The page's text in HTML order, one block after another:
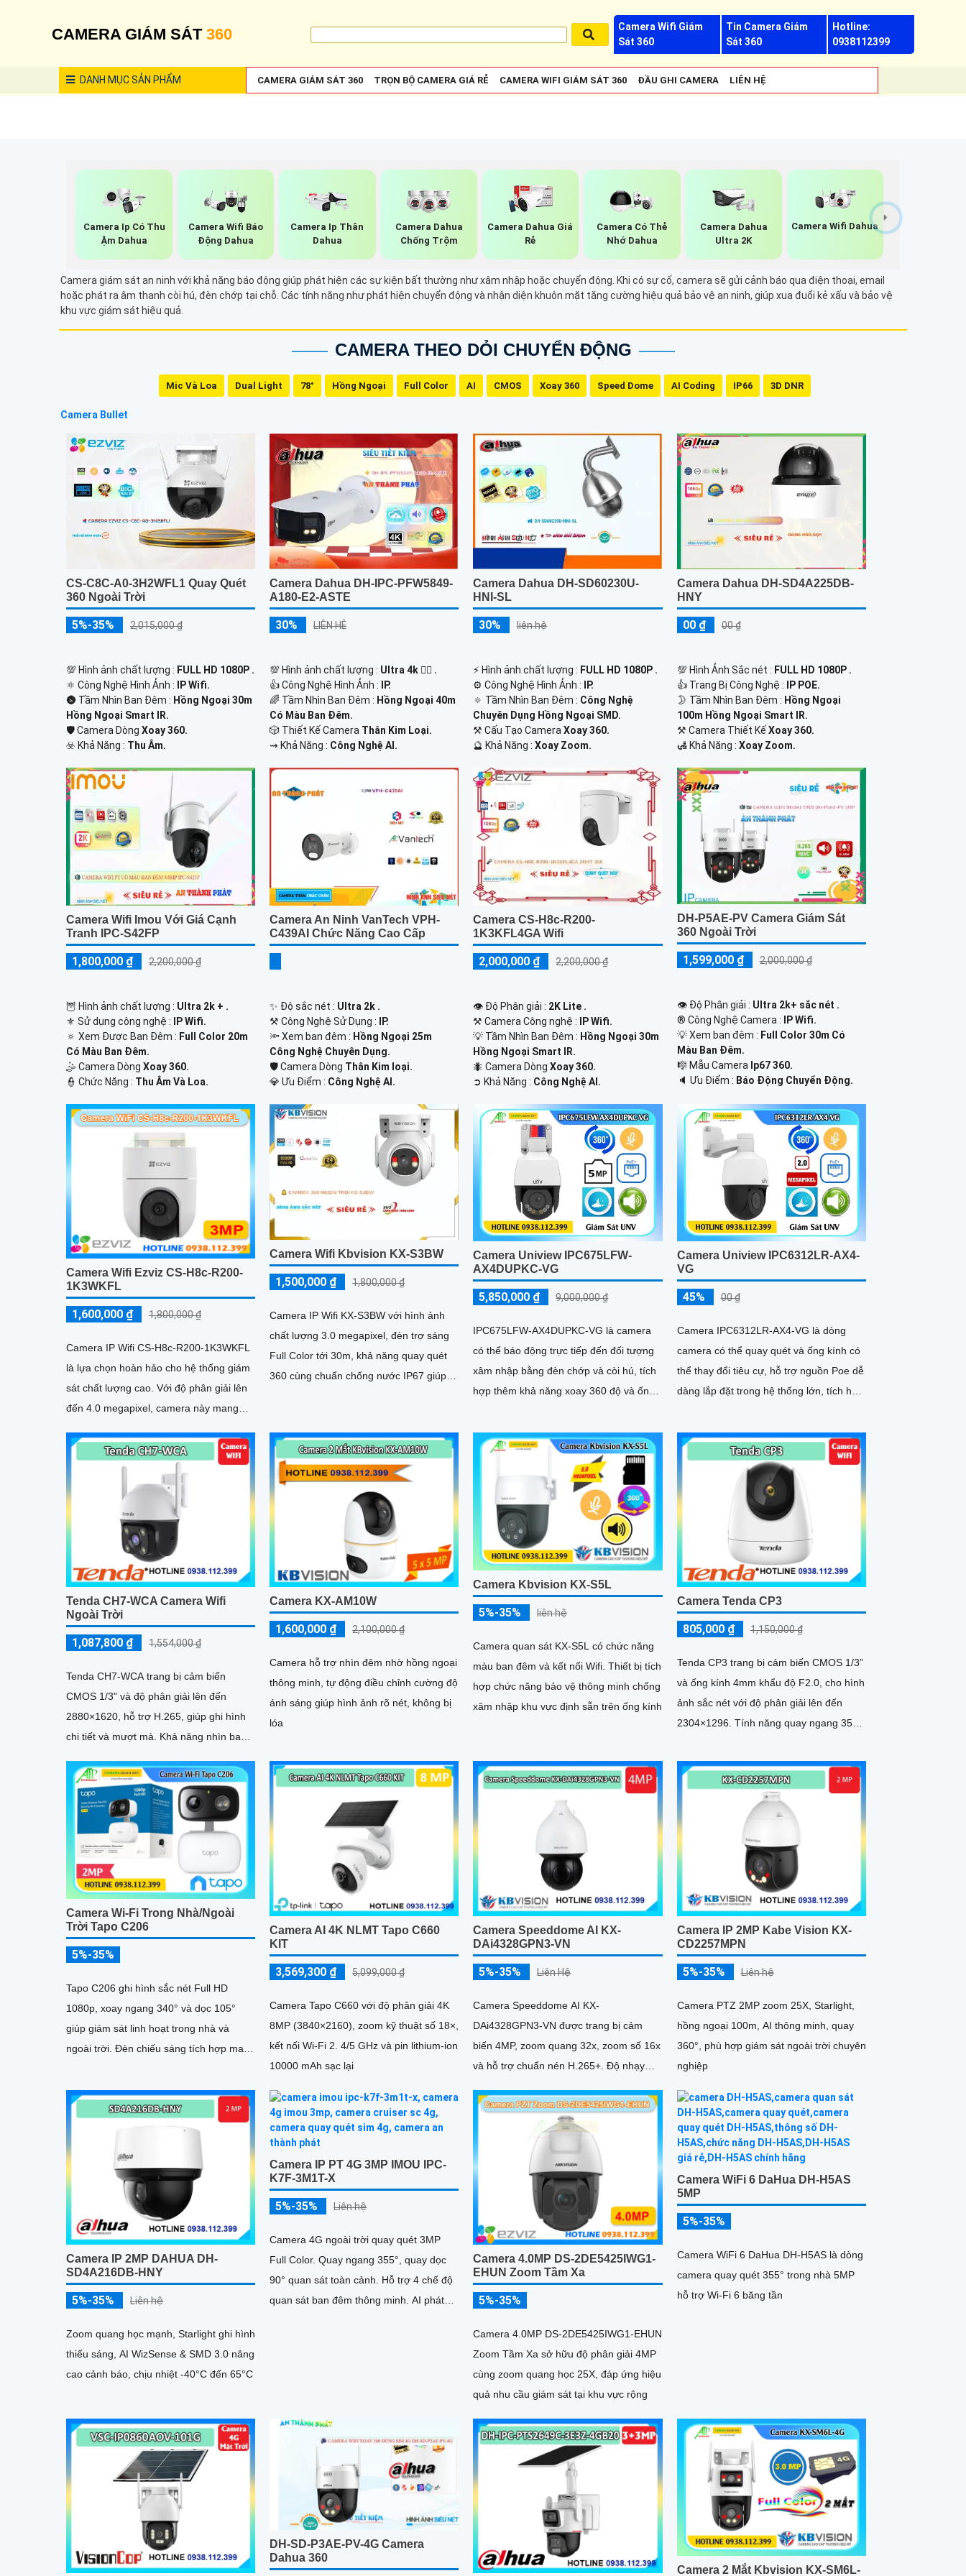
CAMERA GIÁM SÁT 360
Camera Wifi Giám
Sát 360
Tin Camera Giám
Sát 360
Hotline:
0938112399
DANH MỤCSẢN PHẨM CAMERA GIÁM SÁT 360 TRỌN BỘ CAMERA GIÁ RẺ CAMERA WIFI GIÁM SÁT 360 ĐẦU GHI CAMERA LIÊN HỆ
Camera Ip Có Thu
Ậm Dahua
Camera Wifi Báo
Động Dahua
Camera Ip Thân
Dahua
Camera Dahua
Chống Trộm
Camera Dahua Giá
Rẻ
Camera Có Thẻ
Nhớ Dahua
Camera Dahua
Ultra 2K
Camera Wifi Dahua
Camera giám sát an ninh với khả năng báo động giúp phát hiện các sự kiện bất thường như xâm nhập hoặc chuyển động. Khi có sự cố, camera sẽ gửi cảnh báo qua điện thoại, email
hoặc phát ra âm thanh còi hú, đèn chớp tại chỗ. Các tính năng như phát hiện chuyển động và nhận diện khuôn mặt tăng cường hiệu quả bảo vệ an ninh, giúp xua đuổi kẻ xấu và bảo vệ
khu vực giám sát hiệu quả.
CAMERA THEO DỎI CHUYỂN ĐỘNG
Mic Và Loa Dual Light 78° Hồng Ngoại Full Color AI CMOS Xoay 360 Speed Dome AI Coding IP66 3D DNR
Camera Bullet
CS-C8C-A0-3H2WFL1 Quay Quét
360 Ngoài Trời
5%-35% 2,015,000 ₫
💯 Hình ảnh chất lượng : FULL HD 1080P .
⚛️ Công Nghệ Hình Ảnh :
IP Wifi.
🌚 Tầm Nhìn Ban Đêm : Hồng Ngoại 30m
Hồng Ngoại Smart IR.
🛡 Camera Dòng Xoay 360.
️☣️ Khả Năng : Thu Âm.
Camera Dahua DH-IPC-PFW5849-
A180-E2-ASTE
30% LIÊN HỆ
💯 Hình ảnh chất lượng : Ultra 4k 👍🏾 .
👍 Công Nghệ Hình Ảnh :
IP.
🌈 Tầm Nhìn Ban Đêm : Hồng Ngoại 40m
Có Màu Ban Đêm.
🎲 Thiết Kế Camera Thân Kim Loại.
️⇝ Khả Năng : Công Nghệ AI.
Camera Dahua DH-SD60230U-
HNI-SL
30% liên hệ
️⚡ Hình ảnh chất lượng : FULL HD 1080P .
⚙ Công Nghệ Hình Ảnh :
IP.
🔅 Tầm Nhìn Ban Đêm : Công Nghệ
Chuyên Dụng Hồng Ngoại SMD.
⚒ Cấu Tạo CameraXoay 360.
️🔮 Khả Năng :Xoay Zoom.
Camera Dahua DH-SD4A225DB-
HNY
00 ₫ 00 ₫
💯 Hình Ảnh Sắc nét : FULL HD 1080P .
👍 Trang Bị Công Nghệ :
IP POE.
🌛 Tầm Nhìn Ban Đêm : Hồng Ngoại
100m Hồng Ngoại Smart IR.
⚒ Camera Thiết Kế Xoay 360.
️🛃 Khả Năng : Xoay Zoom.
Camera Wifi Imou Với Giá Cạnh
Tranh IPC-S42FP
1,800,000 ₫ 2,200,000 ₫
🦉 Hình ảnh chất lượng : Ultra 2k + .
⚜️ Sử dụng công nghệ :
IP Wifi.
🔅 Xem Được Ban Đêm : Full Color 20m
Có Màu Ban Ðêm.
🤹 Camera Dòng Xoay 360.
️👮 Chức Năng : Thu Âm Và Loa.
Camera An Ninh VanTech VPH-
C439AI Chức Năng Cao Cấp
✨ Độ sắc nét : Ultra 2k .
⚒ Công Nghệ Sử Dụng :
IP.
🔦 Xem ban đêm : Hồng Ngoại 25m
Công Nghệ Chuyên Dụng.
🛡 Camera Dòng Thân Kim loại.
️💎 Ưu Điểm : Công Nghệ AI.
Camera CS-H8c-R200-
1K3KFL4GA Wifi
2,000,000 ₫ 2,200,000 ₫
👁 Độ Phân giải : 2K Lite .
⚒ Camera Công nghệ :
IP Wifi.
💡 Tầm Nhìn Ban Đêm : Hồng Ngoại 30m
Hồng Ngoại Smart IR.
🐜 Camera DòngXoay 360.
️➲ Khả Năng : Công Nghệ AI.
DH-P5AE-PV Camera Giám Sát
360 Ngoài Trời
1,599,000 ₫ 2,000,000 ₫
👁 Độ Phân giải : Ultra 2k+ sắc nét .
®️ Công Nghệ Camera :
IP Wifi.
💡 Xem ban đêm : Full Color 30m Có
Màu Ban Ðêm.
🎼️ Mẫu Camera Ip67 360.
️🔈 Ưu Điểm : Báo Động Chuyển Động.
Camera Wifi Ezviz CS-H8c-R200-
1K3WKFL
1,600,000 ₫ 1,800,000 ₫
Camera IP Wifi CS-H8c-R200-1K3WKFL
là lựa chọn hoàn hảo cho hệ thống giám
sát chất lượng cao. Với độ phân giải lên
đến 4.0 megapixel, camera này mang
Camera Wifi Kbvision KX-S3BW
1,500,000 ₫ 1,800,000 ₫
Camera IP Wifi KX-S3BW với hình ảnh
chất lượng 3.0 megapixel, đèn trợ sáng
Full Color tới 30m, khả năng quay quét
360 cùng chuẩn chống nước IP67 giúp
Camera Uniview IPC675LFW-
AX4DUPKC-VG
5,850,000 ₫ 9,000,000 ₫
IPC675LFW-AX4DUPKC-VG là camera
có thể báo động trực tiếp đến đối tượng
xâm nhập bằng đèn chớp và còi hú, tích
hợp thêm khả năng xoay 360 độ và ống
minh như năng ngăn chăn xâm nhập
thông minh tránh được tính trạng báo
Camera Uniview IPC6312LR-AX4-
VG
45% 00 ₫
Camera IPC6312LR-AX4-VG là dòng
camera có thể quay quét và ống kính có
thể thay đổi tiêu cự, hỗ trợ nguồn Poe dễ
dàng lắp đặt trong hệ thống lớn, tích hợp
tiếp, chống ngược sáng WDR 120db, có
thể hoạt động độc lập nhờ ke cắm thẻ
Tenda CH7-WCA Camera Wifi
Ngoài Trời
1,087,800 ₫ 1,554,000 ₫
Tenda CH7-WCA trang bị cảm biến
CMOS 1/3" và độ phân giải lên đến
2880×1620, hỗ trợ H.265, giúp ghi hình
chi tiết và mượt mà. Khả năng nhìn ban
Camera KX-AM10W
1,600,000 ₫ 2,100,000 ₫
Camera hỗ trợ nhìn đêm nhờ hồng ngoại
thông minh, tự động điều chỉnh cường độ
ánh sáng giúp hình ảnh rõ nét, không bị
lóa
Camera Kbvision KX-S5L
5%-35% liên hệ
Camera quan sát KX-S5L có chức năng
màu ban đêm và kết nối Wifi. Thiết bị tích
hợp chức năng bảo vệ thông minh chống
xâm nhập khu vực định sẵn trên ống kính
Camera Tenda CP3
805,000 ₫ 1,150,000 ₫
Tenda CP3 trang bị cảm biến CMOS 1/3”
và ống kính 4mm khẩu độ F2.0, cho hình
ảnh sắc nét với độ phân giải lên đến
2304×1296. Tính năng quay ngang 355°
Camera Wi-Fi Trong Nhà/Ngoài
Trời Tapo C206
5%-35%
Tapo C206 ghi hình sắc nét Full HD
1080p, xoay ngang 340° và dọc 105°
giúp giám sát linh hoạt trong nhà và
ngoài trời. Đèn chiếu sáng tích hợp mang
Camera AI 4K NLMT Tapo C660
KIT
3,569,300 ₫ 5,099,000 ₫
Camera Tapo C660 với độ phân giải 4K
8MP (3840×2160), zoom kỹ thuật số 18×,
kết nối Wi-Fi 2. 4/5 GHz và pin lithium-ion
10000 mAh sạc lại
Camera Speeddome AI KX-
DAi4328GPN3-VN
5%-35% Liên Hệ
Camera Speeddome AI KX-
DAi4328GPN3-VN được trang bị cảm
biến 4MP, zoom quang 32x, zoom số 16x
và hỗ trợ chuẩn nén H.265+. Độ nhạy
Camera IP 2MP Kabe Vision KX-
CD2257MPN
5%-35% Liên hệ
Camera PTZ 2MP zoom 25X, Starlight,
hồng ngoại 100m, AI thông minh, quay
360°, phù hợp giám sát ngoài trời chuyên
nghiệp
Camera IP 2MP DAHUA DH-
SD4A216DB-HNY
5%-35% Liên hệ
Zoom quang học mạnh, Starlight ghi hình
thiếu sáng, AI WizSense & SMD 3.0 nâng
cao cảnh báo, chịu nhiệt -40°C đến 65°C
Camera IP PT 4G 3MP IMOU IPC-
K7F-3M1T-X
5%-35% Liên hệ
Camera 4G ngoài trời quay quét 3MP
Full Color. Quay ngang 355°, quay dọc
90° quan sát toàn cảnh. Hỗ trợ 4 chế độ
quan sát ban đêm thông minh. AI phát
Camera 4.0MP DS-2DE5425IWG1-
EHUN Zoom Tầm Xa
5%-35%
Camera 4.0MP DS-2DE5425IWG1-EHUN
Zoom Tầm Xa sở hữu độ phân giải 4MP
cùng zoom quang học 25X, đáp ứng hiệu
quả nhu cầu giám sát tại khu vực rộng
Camera WiFi 6 DaHua DH-H5AS
5MP
5%-35%
Camera WiFi 6 DaHua DH-H5AS là dòng
camera quay quét 355° trong nhà 5MP
hỗ trợ Wi-Fi 6 băng tần
DH-SD-P3AE-PV-4G Camera
Dahua 360
Camera 2 Mắt Kbvision KX-SM6L-